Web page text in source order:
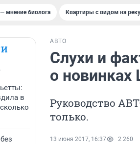
мнение биолога Квартиры с видом на реку
в
АВТО
Слухи и
о новинках
Руководство
только.
13 июня 2017, 16:37 2 260